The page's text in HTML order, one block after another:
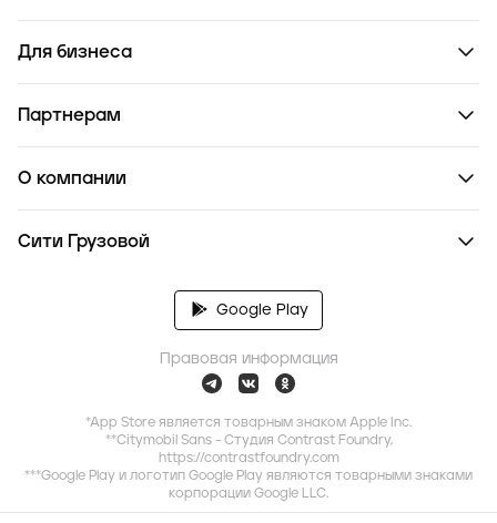
Для бизнеса
Партнерам
О компании
Сити Грузовой
Google Play
Правовая информация
*App Store является товарным знаком Apple Inc.
**Citymobil Sans - Студия Contrast Foundry,
https://contrastfoundry.com
***Google Play и логотип Google Play являются товарными знаками
корпорации Google LLC.